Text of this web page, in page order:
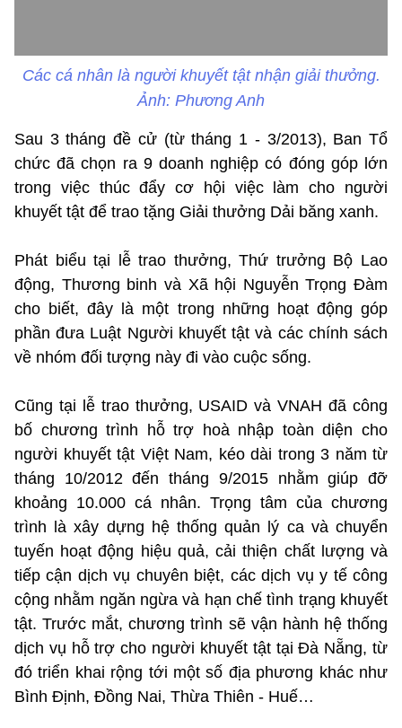
Các cá nhân là người khuyết tật nhận giải thưởng.
Ảnh: Phương Anh
Sau 3 tháng đề cử (từ tháng 1 - 3/2013), Ban Tổ
chức đã chọn ra 9 doanh nghiệp có đóng góp lớn
trong việc thúc đẩy cơ hội việc làm cho người
khuyết tật để trao tặng Giải thưởng Dải băng xanh.
Phát biểu tại lễ trao thưởng, Thứ trưởng Bộ Lao
động, Thương binh và Xã hội Nguyễn Trọng Đàm
cho biết, đây là một trong những hoạt động góp
phần đưa Luật Người khuyết tật và các chính sách
về nhóm đối tượng này đi vào cuộc sống.
Cũng tại lễ trao thưởng, USAID và VNAH đã công
bố chương trình hỗ trợ hoà nhập toàn diện cho
người khuyết tật Việt Nam, kéo dài trong 3 năm từ
tháng 10/2012 đến tháng 9/2015 nhằm giúp đỡ
khoảng 10.000 cá nhân. Trọng tâm của chương
trình là xây dựng hệ thống quản lý ca và chuyển
tuyến hoạt động hiệu quả, cải thiện chất lượng và
tiếp cận dịch vụ chuyên biệt, các dịch vụ y tế công
cộng nhằm ngăn ngừa và hạn chế tình trạng khuyết
tật. Trước mắt, chương trình sẽ vận hành hệ thống
dịch vụ hỗ trợ cho người khuyết tật tại Đà Nẵng, từ
đó triển khai rộng tới một số địa phương khác như
Bình Định, Đồng Nai, Thừa Thiên - Huế…